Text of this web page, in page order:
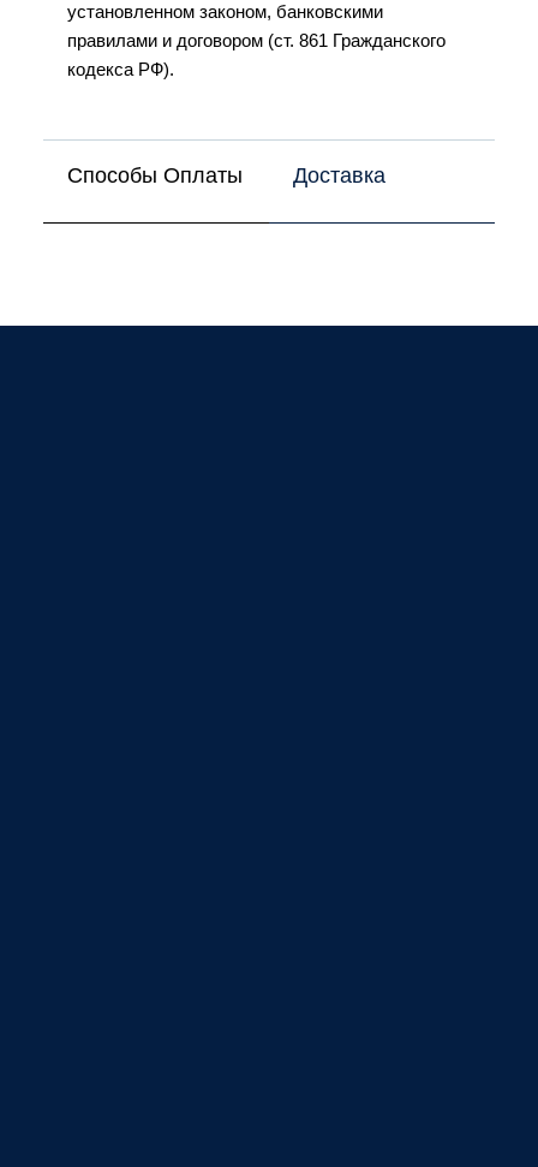
установленном законом, банковскими
правилами и договором (ст. 861 Гражданского
кодекса РФ).
Способы Оплаты Доставка